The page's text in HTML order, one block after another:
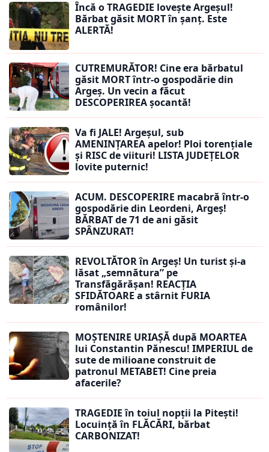
Încă o TRAGEDIE lovește Argeșul!
Bărbat găsit MORT în șanț. Este
ALERTĂ!
CUTREMURĂTOR! Cine era bărbatul
găsit MORT într-o gospodărie din
Argeș. Un vecin a făcut
DESCOPERIREA șocantă!
Va fi JALE! Argeșul, sub
AMENINȚAREA apelor! Ploi torențiale
și RISC de viituri! LISTA JUDEȚELOR
lovite puternic!
ACUM. DESCOPERIRE macabră într-o
gospodărie din Leordeni, Argeș!
BĂRBAT de 71 de ani găsit
SPÂNZURAT!
REVOLTĂTOR în Argeș! Un turist și-a
lăsat „semnătura” pe
Transfăgărășan! REACȚIA
SFIDĂTOARE a stârnit FURIA
românilor!
MOȘTENIRE URIAȘĂ după MOARTEA
lui Constantin Pănescu! IMPERIUL de
sute de milioane construit de
patronul METABET! Cine preia
afacerile?
TRAGEDIE în toiul nopții la Pitești!
Locuință în FLĂCĂRI, bărbat
CARBONIZAT!